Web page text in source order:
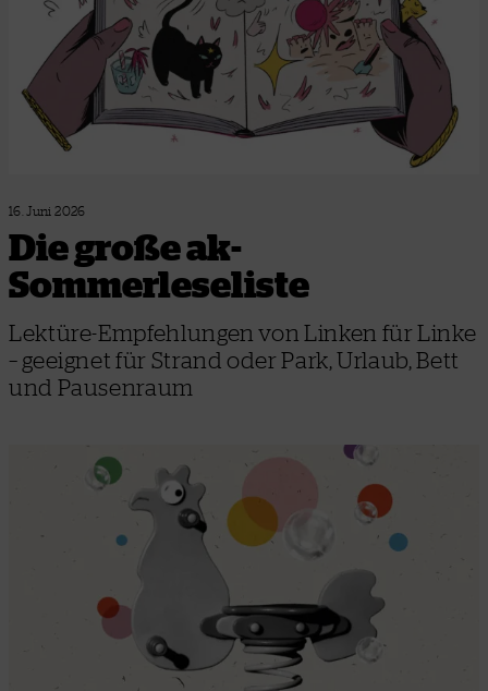
16. Juni 2026
Die große ak-
Sommerleseliste
Lektüre-Empfehlungen von Linken für Linke
– geeignet für Strand oder Park, Urlaub, Bett
und Pausenraum